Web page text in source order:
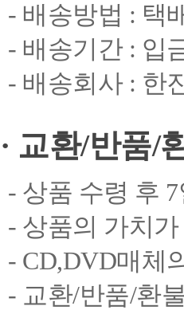
- 배송방법 : 택
- 배송기간 : 입
- 배송회사 : 한
· 교환/반품/
- 상품 수령 후
- 상품의 가치
- CD,DVD매체
- 교환/반품/환